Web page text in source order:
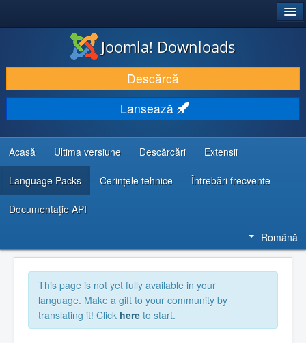
DESCARCĂ & ȘI EXTINDE
DESCOPERĂ & ÎNVAȚĂ
COMUNITATE & SUPORT
RESURSE DEZVOLTATORI
Joomla! Downloads
Descărcă
Lansează
Acasă Ultima versiune Descărcări Extensii
Language Packs Cerințele tehnice Întrebări frecvente
Documentaţie API
Română
This page is not yet fully available in your
language. Make a gift to your community by
translating it! Click here to start.